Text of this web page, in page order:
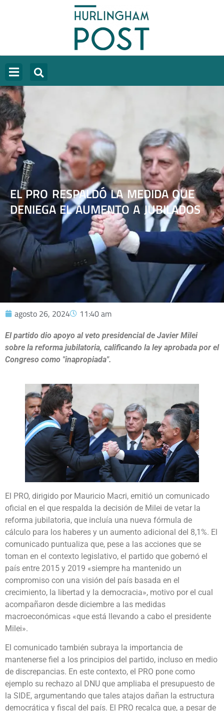
EL PRO RESPALDÓ LA MEDIDA QUE
DENIEGA EL AUMENTO A JUBILADOS
agosto 26, 2024 11:40 am
El partido dio apoyo al veto presidencial de Javier Milei
sobre la reforma jubilatoria, calificando la ley aprobada por el
Congreso como "inapropiada".
El PRO, dirigido por Mauricio Macri, emitió un comunicado
oficial en el que respalda la decisión de Milei de vetar la
reforma jubilatoria, que incluía una nueva fórmula de
cálculo para los haberes y un aumento adicional del 8,1%. El
comunicado puntualiza que, pese a las acciones que se
toman en el contexto legislativo, el partido que gobernó el
país entre 2015 y 2019 «siempre ha mantenido un
compromiso con una visión del país basada en el
crecimiento, la libertad y la democracia», motivo por el cual
acompañaron desde diciembre a las medidas
macroeconómicas «que está llevando a cabo el presidente
Milei».
El comunicado también subraya la importancia de
mantenerse fiel a los principios del partido, incluso en medio
de discrepancias. En este contexto, el PRO pone como
ejemplo su rechazo al DNU que ampliaba el presupuesto de
la SIDE, argumentando que tales atajos dañan la estructura
democrática y fiscal del país. El PRO recalca que, a pesar de